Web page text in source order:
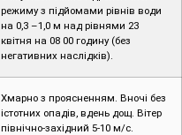
режиму з підйомами рівнів води
на 0,3 –1,0 м над рівнями 23
квітня на 08 00 годину (без
негативних наслідків).
Хмарно з проясненням. Вночі без
істотних опадів, вдень дощ. Вітер
північно-західний 5-10 м/с.